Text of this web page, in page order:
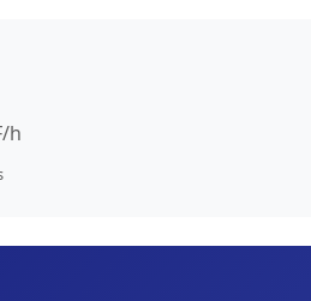
h